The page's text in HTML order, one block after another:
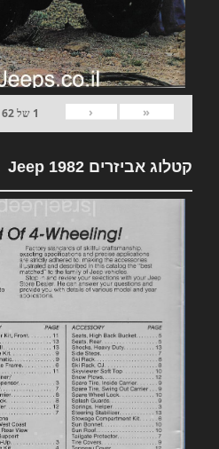
«
‹
1 של62
קטלוג אביזרים 1982 Jeep